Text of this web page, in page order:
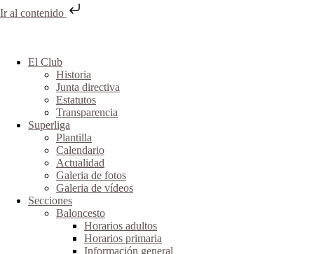
Ir al contenido
El Club
Historia
Junta directiva
Estatutos
Transparencia
Superliga
Plantilla
Calendario
Actualidad
Galeria de fotos
Galeria de vídeos
Secciones
Baloncesto
Horarios adultos
Horarios primaria
Información general